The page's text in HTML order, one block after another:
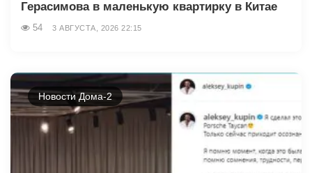
Герасимова в маленькую квартирку в Китае
54 3 АВГУСТА, 2026 22:15
Новости Дома-2